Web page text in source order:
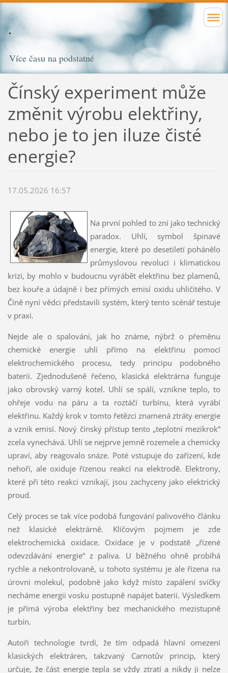
Více času na podstatné
Čínský experiment může
změnit výrobu elektřiny,
nebo je to jen iluze čisté
energie?
17.05.2026 16:57
Na první pohled to zní jako technický
paradox. Uhlí, symbol špinavé
energie, které po desetiletí pohánělo
průmyslovou revoluci i klimatickou
krizi, by mohlo v budoucnu vyrábět elektřinu bez plamenů,
bez kouře a údajně i bez přímých emisí oxidu uhličitého. V
Číně nyní vědci představili systém, který tento scénář testuje
v praxi.
Nejde ale o spalování, jak ho známe, nýbrž o přeměnu
chemické energie uhlí přímo na elektřinu pomocí
elektrochemického procesu, tedy principu podobného
baterii. Zjednodušeně řečeno, klasická elektrárna funguje
jako obrovský varný kotel. Uhlí se spálí, vznikne teplo, to
ohřeje vodu na páru a ta roztáčí turbínu, která vyrábí
elektřinu. Každý krok v tomto řetězci znamená ztráty energie
a vznik emisí. Nový čínský přístup tento „teplotní mezikrok“
zcela vynechává. Uhlí se nejprve jemně rozemele a chemicky
upraví, aby reagovalo snáze. Poté vstupuje do zařízení, kde
nehoří, ale oxiduje řízenou reakcí na elektrodě. Elektrony,
které při této reakci vznikají, jsou zachyceny jako elektrický
proud.
Celý proces se tak více podobá fungování palivového článku
než klasické elektrárně. Klíčovým pojmem je zde
elektrochemická oxidace. Oxidace je v podstatě „řízené
odevzdávání energie“ z paliva. U běžného ohně probíhá
rychle a nekontrolovaně, u tohoto systému je ale řízena na
úrovni molekul, podobně jako když místo zapálení svíčky
necháme energii vosku postupně napájet baterii. Výsledkem
je přímá výroba elektřiny bez mechanického mezistupně
turbín.
Autoři technologie tvrdí, že tím odpadá hlavní omezení
klasických elektráren, takzvaný Carnotův princip, který
určuje, že část energie tepla se vždy ztratí a nikdy ji nelze